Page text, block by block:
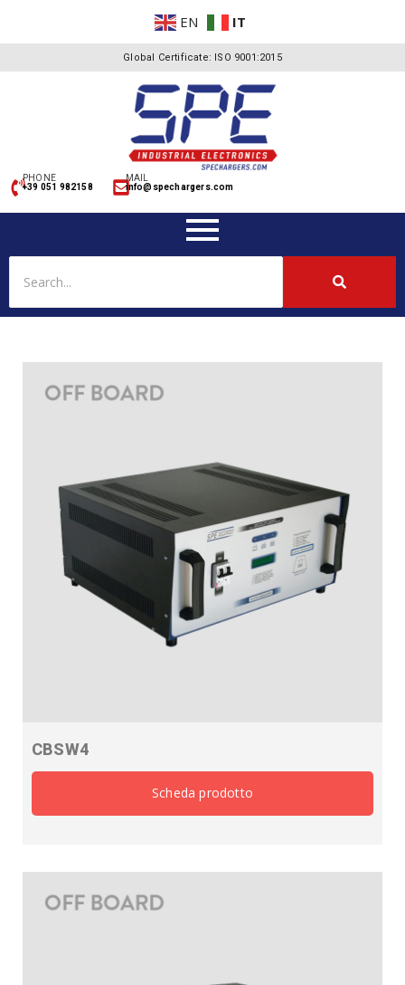
EN IT
Global Certificate: ISO 9001:2015
PHONE
+39 051 982158
MAIL
info@spechargers.com
CBSW4